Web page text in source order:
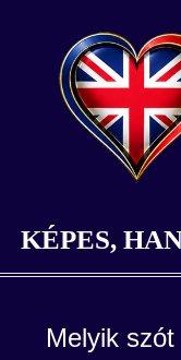
KÉPES,
Melyik